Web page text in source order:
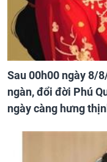
Sau 00h00 ngày 8/
ngàn, đổi đời Phú
ngày càng hưng